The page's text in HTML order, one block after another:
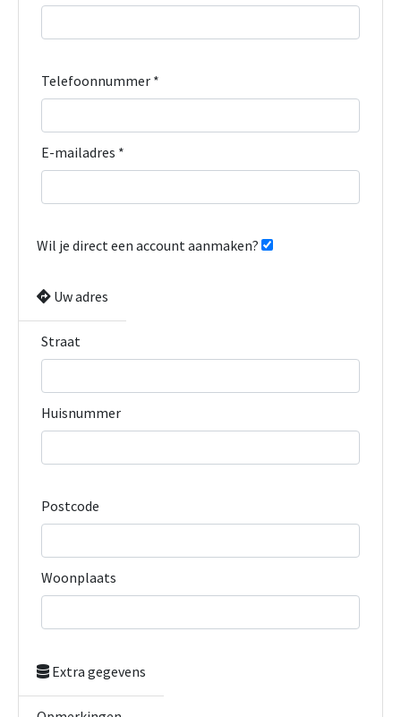
Telefoonnummer *
E-mailadres *
Wil je direct een account aanmaken?
Uw adres
Straat
Huisnummer
Postcode
Woonplaats
Extra gegevens